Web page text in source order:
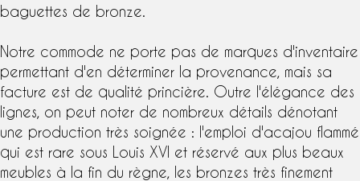
baguettes de bronze.
Notre commode ne porte pas de marques d'inventaire
permettant d'en déterminer la provenance, mais sa
facture est de qualité princière. Outre l'élégance des
lignes, on peut noter de nombreux détails dénotant
une production très soignée : l'emploi d'acajou flammé
qui est rare sous Louis XVI et réservé aux plus beaux
meubles à la fin du règne, les bronzes très finement